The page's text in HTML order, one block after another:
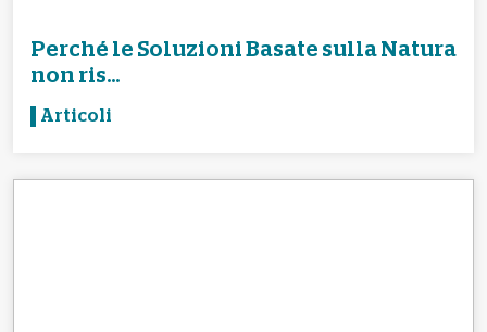
Perché le Soluzioni Basate sulla Natura
non ris...
Articoli